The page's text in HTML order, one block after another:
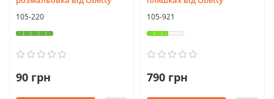
105-220
90 грн
105-921
790 грн